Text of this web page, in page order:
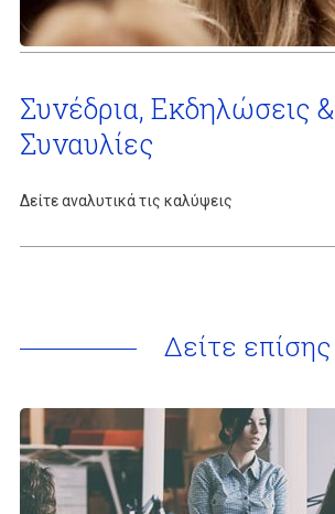
Συνέδρια, Εκδηλώσεις &
Συναυλίες
Δείτε αναλυτικά τις καλύψεις
Δείτε επίσης